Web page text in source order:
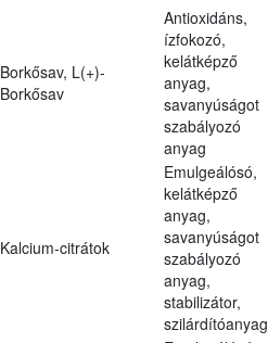
Borkősav, L(+)-
Borkősav
Antioxidáns,
ízfokozó,
kelátképző
anyag,
savanyúságot
szabályozó
anyag
Kalcium-citrátok
Emulgeálósó,
kelátképző
anyag,
savanyúságot
szabályozó
anyag,
stabilizátor,
szilárdítóanyag